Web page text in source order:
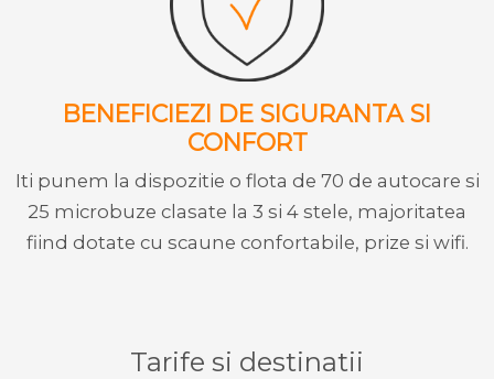
BENEFICIEZI DE SIGURANTA SI
CONFORT
Iti punem la dispozitie o flota de 70 de autocare si
25 microbuze clasate la 3 si 4 stele, majoritatea
fiind dotate cu scaune confortabile, prize si wifi.
Tarife si destinatii